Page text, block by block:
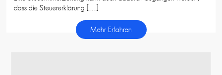
dass die Steuererklärung […]
Mehr Erfahren